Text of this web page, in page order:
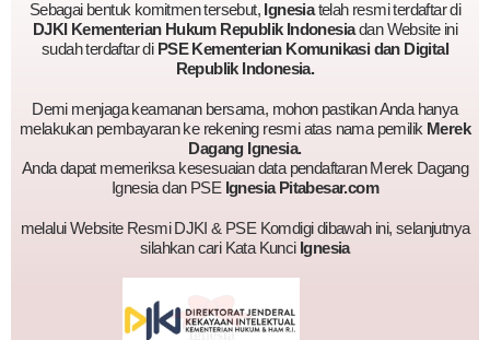
Sebagai bentuk komitmen tersebut, Ignesiatelah resmi terdaftar di
DJKI Kementerian Hukum Republik Indonesiadan Website ini
sudah terdaftar di PSE Kementerian Komunikasi dan Digital
Republik Indonesia.
Demi menjaga keamanan bersama, mohon pastikan Anda hanya
melakukan pembayaran ke rekening resmi atas nama pemilik Merek
Dagang Ignesia.
Anda dapat memeriksa kesesuaian data pendaftaran Merek Dagang
Ignesia dan PSE Ignesia Pitabesar.com
melalui Website Resmi DJKI & PSE Komdigi dibawah ini, selanjutnya
silahkan cari Kata Kunci Ignesia